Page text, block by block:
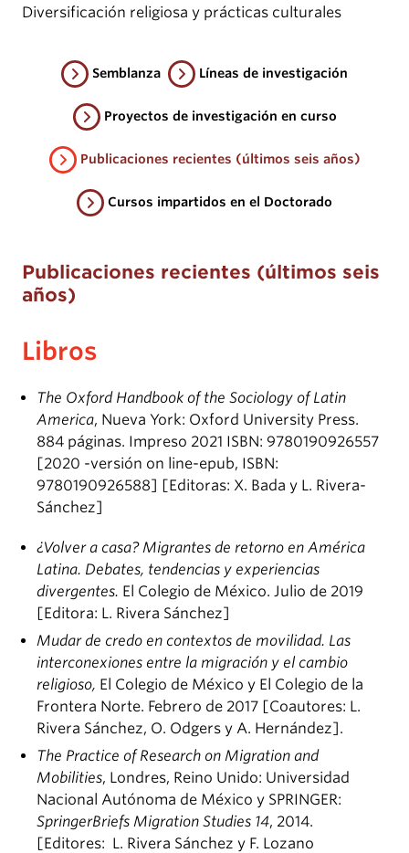
Diversificación religiosa y prácticas culturales
Semblanza Líneas de investigación
Proyectos de investigación en curso
Publicaciones recientes (últimos seis años)
Cursos impartidos en el Doctorado
Publicaciones recientes (últimos seis
años)
Libros
The Oxford Handbook of the Sociology of Latin
America, Nueva York: Oxford University Press.
884 páginas. Impreso 2021 ISBN: 9780190926557
[2020 -versión on line-epub, ISBN:
9780190926588] [Editoras: X. Bada y L. Rivera-
Sánchez]
¿Volver a casa? Migrantes de retorno en América
Latina. Debates, tendencias y experiencias
divergentes. El Colegio de México. Julio de 2019
[Editora: L. Rivera Sánchez]
Mudar de credo en contextos de movilidad. Las
interconexiones entre la migración y el cambio
religioso, El Colegio de México y El Colegio de la
Frontera Norte. Febrero de 2017 [Coautores: L.
Rivera Sánchez, O. Odgers y A. Hernández].
The Practice of Research on Migration and
Mobilities, Londres, Reino Unido: Universidad
Nacional Autónoma de México y SPRINGER:
SpringerBriefs Migration Studies 14, 2014.
[Editores: L. Rivera Sánchez y F. Lozano